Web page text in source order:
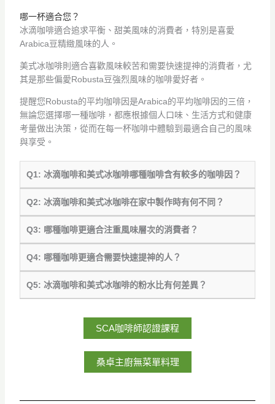
哪一杯適合您？
冰滴咖啡適合追求平衡、甜美風味的消費者，特別是喜愛
Arabica豆精緻風味的人。
美式冰咖啡則適合喜歡風味較苦和需要快速提神的消費者，尤
其是那些偏愛Robusta豆強烈風味的咖啡愛好者。
提醒您Robusta的平均咖啡因是Arabica的平均咖啡因的三倍，
無論您選擇哪一種咖啡，都應根據個人口味、生活方式和健康
考量做出決策，從而在每一杯咖啡中體驗到最適合自己的風味
與享受。
Q1: 冰滴咖啡和美式冰咖啡哪種咖啡含有較多的咖啡因？
Q2: 冰滴咖啡和美式冰咖啡在家中製作時有何不同？
Q3: 哪種咖啡更適合注重風味層次的消費者？
Q4: 哪種咖啡更適合需要快速提神的人？
Q5: 冰滴咖啡和美式冰咖啡的粉水比有何差異？
SCA咖啡師認證課程
桑卓主廚無菜單料理